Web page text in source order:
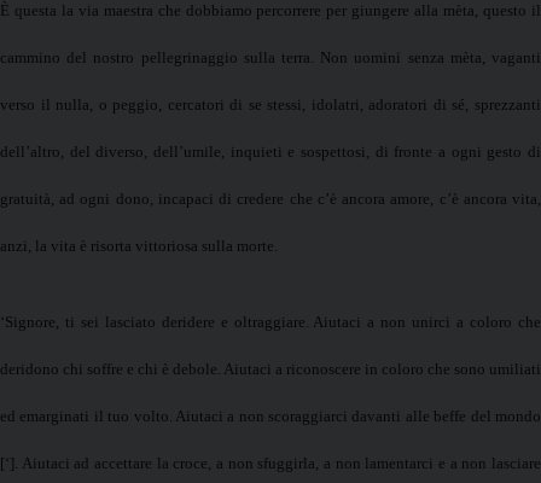
È questa la via maestra che dobbiamo percorrere per giungere alla mèta, questo il
cammino del nostro pellegrinaggio sulla terra. Non uomini senza mèta, vaganti
verso il nulla, o peggio, cercatori di se stessi, idolatri, adoratori di sé, sprezzanti
dell’altro, del diverso, dell’umile, inquieti e sospettosi, di fronte a ogni gesto di
gratuità, ad ogni dono, incapaci di credere che c’è ancora amore, c’è ancora vita,
anzi, la vita è risorta vittoriosa sulla morte.
‘Signore, ti sei lasciato deridere e oltraggiare. Aiutaci a non unirci a coloro che
deridono chi soffre e chi è debole. Aiutaci a riconoscere in coloro che sono umiliati
ed emarginati il tuo volto. Aiutaci a non scoraggiarci davanti alle beffe del mondo
[‘]. Aiutaci ad accettare la croce, a non sfuggirla, a non lamentarci e a non lasciare